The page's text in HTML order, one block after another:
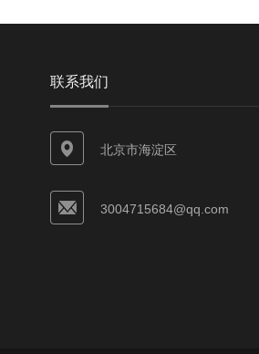
联系我们
北京市海淀区
3004715684@qq.com